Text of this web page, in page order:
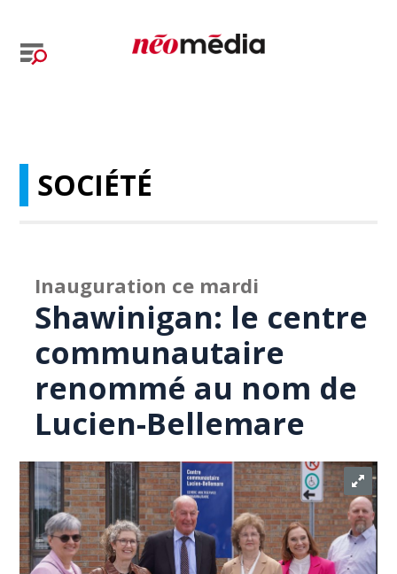
SOCIÉTÉ
Inauguration ce mardi
Shawinigan: le centre
communautaire
renommé au nom de
Lucien-Bellemare